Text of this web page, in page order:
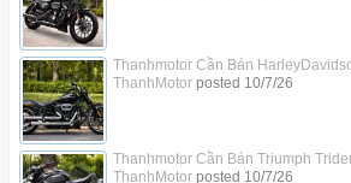
Thanhmotor Cần Bán
ThanhMotorposted 10/7/26
Thanhmotor Cần Bán Triumph
ThanhMotorposted 10/7/26